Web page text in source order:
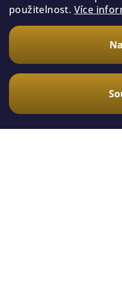
použitelnost. Více
chov.
Korek a